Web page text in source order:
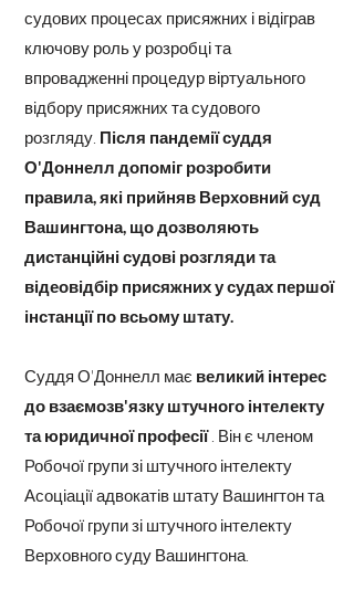
судових процесах присяжних і відіграв
ключову роль у розробці та
впровадженні процедур віртуального
відбору присяжних та судового
розгляду. Після пандемії суддя
О'Доннелл допоміг розробити
правила, які прийняв Верховний суд
Вашингтона, що дозволяють
дистанційні судові розгляди та
відеовідбір присяжних у судах першої
інстанції по всьому штату.
Суддя О'Доннелл має великий інтерес
до взаємозв'язку штучного інтелекту
та юридичної професії . Він є членом
Робочої групи зі штучного інтелекту
Асоціації адвокатів штату Вашингтон та
Робочої групи зі штучного інтелекту
Верховного суду Вашингтона.